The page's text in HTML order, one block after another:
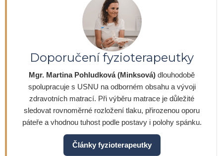
Doporučení fyzioterapeutky
Mgr. Martina Pohludková (Minksová) dlouhodobě
spolupracuje s USNU na odborném obsahu a vývoji
zdravotních matrací. Při výběru matrace je důležité
sledovat rovnoměrné rozložení tlaku, přirozenou oporu
páteře a vhodnou tuhost podle postavy i polohy spánku.
Články fyzioterapeutky